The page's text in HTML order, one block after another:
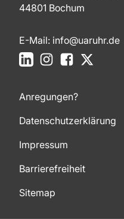
44801 Bochum
E-Mail: info@uaruhr.de
LinkedInInstagramFacebook
Anregungen?
Datenschutzerklärung
Impressum
Barrierefreiheit
Sitemap